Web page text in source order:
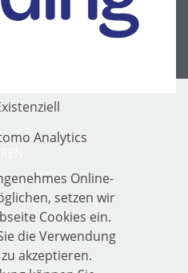
Analytics
Online-
setzen wir
Cookies ein.
die Verwendung
akzeptieren.